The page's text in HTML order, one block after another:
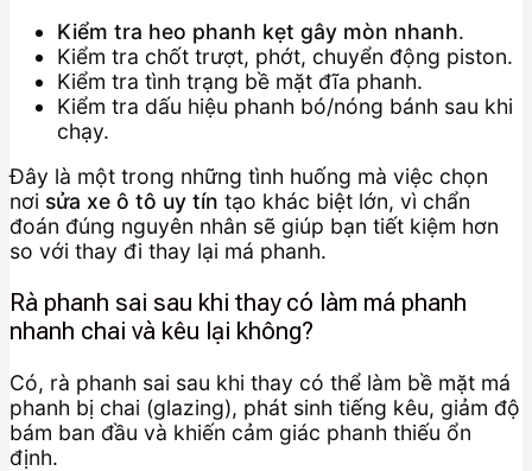
Kiểm tra heo phanh kẹt gây mòn nhanh.
Kiểm tra chốt trượt, phớt, chuyển động piston.
Kiểm tra tình trạng bề mặt đĩa phanh.
Kiểm tra dấu hiệu phanh bó/nóng bánh sau khi
chạy.
Đây là một trong những tình huống mà việc chọn
nơi sửa xe ô tô uy tín tạo khác biệt lớn, vì chẩn
đoán đúng nguyên nhân sẽ giúp bạn tiết kiệm hơn
so với thay đi thay lại má phanh.
Rà phanh sai sau khi thay có làm má phanh
nhanh chai và kêu lại không?
Có, rà phanh sai sau khi thay có thể làm bề mặt má
phanh bị chai (glazing), phát sinh tiếng kêu, giảm độ
bám ban đầu và khiến cảm giác phanh thiếu ổn
định.